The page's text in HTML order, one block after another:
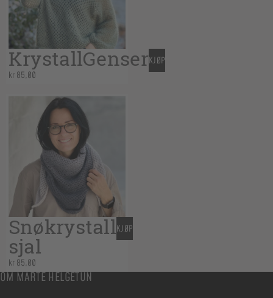
KrystallGenser
kr85,00
KJØP
Snøkrystall
sjal
kr85,00
KJØP
OM MARTE HELGETUN